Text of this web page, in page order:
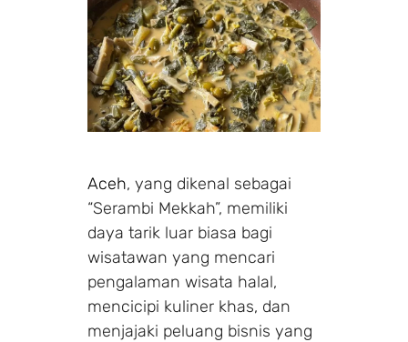
Aceh, yang dikenal sebagai
“Serambi Mekkah”, memiliki
daya tarik luar biasa bagi
wisatawan yang mencari
pengalaman wisata halal,
mencicipi kuliner khas, dan
menjajaki peluang bisnis yang